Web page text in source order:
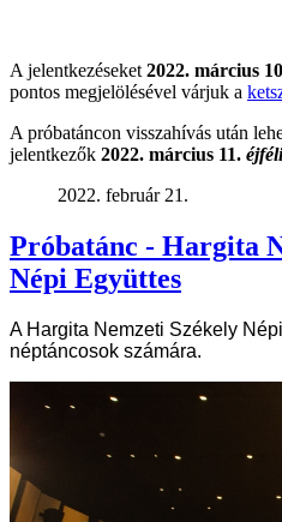
A jelentkezéseket 2022. március
pontos megjelölésével várjuk a
A próbatáncon visszahívás után
jelentkezők 2022. március 11.
2022. február 21.
Próbatánc - Hargita
Népi Együttes
A Hargita Nemzeti Székely
néptáncosok számára.